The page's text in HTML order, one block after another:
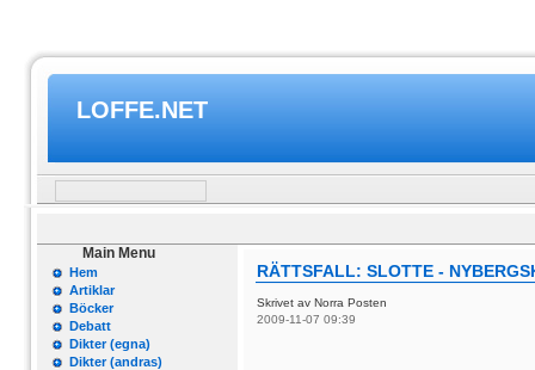
LOFFE.NET
Main Menu
Hem
Artiklar
Böcker
Debatt
Dikter (egna)
Dikter (andras)
RÄTTSFALL: SLOTTE -
Skrivet av Norra Posten
2009-11-07 09:39